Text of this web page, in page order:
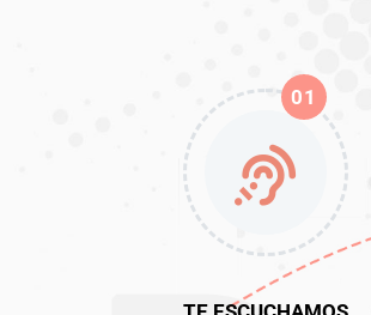
01